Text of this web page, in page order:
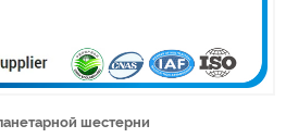
шестерни